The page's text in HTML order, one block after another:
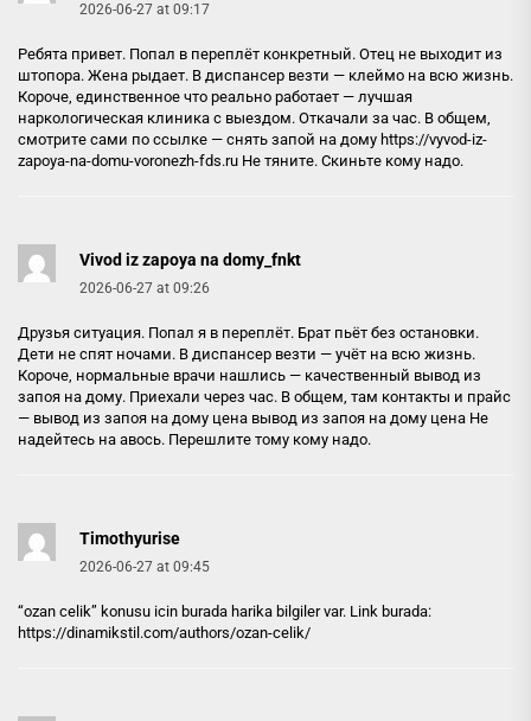
2026-06-27 at 09:17
Ребята привет. Попал в переплёт конкретный. Отец не выходит из
штопора. Жена рыдает. В диспансер везти — клеймо на всю жизнь.
Короче, единственное что реально работает — лучшая
наркологическая клиника с выездом. Откачали за час. В общем,
смотрите сами по ссылке — снять запой на дому https://vyvod-iz-
zapoya-na-domu-voronezh-fds.ru Не тяните. Скиньте кому надо.
Vivod iz zapoya na domy_fnkt
2026-06-27 at 09:26
Друзья ситуация. Попал я в переплёт. Брат пьёт без остановки.
Дети не спят ночами. В диспансер везти — учёт на всю жизнь.
Короче, нормальные врачи нашлись — качественный вывод из
запоя на дому. Приехали через час. В общем, там контакты и прайс
— вывод из запоя на дому цена вывод из запоя на дому цена Не
надейтесь на авось. Перешлите тому кому надо.
Timothyurise
2026-06-27 at 09:45
“ozan celik” konusu icin burada harika bilgiler var. Link burada:
https://dinamikstil.com/authors/ozan-celik/